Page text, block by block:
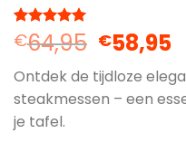
Gewaardeerd
5.00op 5
op
2
klantbeoordelingen
€64,95
prijs
was:
€64,95.
€58,95
Ontdek de tijdloze
steakmessen – een
je tafel.